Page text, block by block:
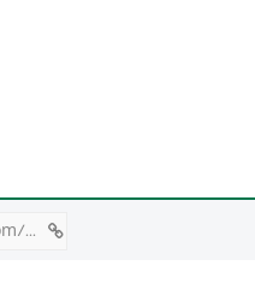
sada-elarab.com/808366